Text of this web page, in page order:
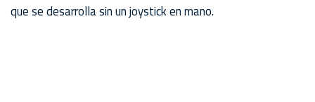
que se desarrolla sin un joystick en mano.